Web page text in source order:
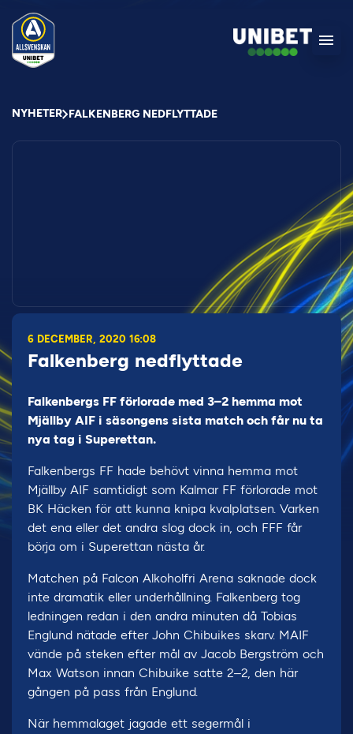
NYHETER FALKENBERG NEDFLYTTADE
6 DECEMBER, 2020 16:08
Falkenberg nedflyttade
Falkenbergs FF förlorade med 3–2 hemma mot
Mjällby AIF i säsongens sista match och får nu ta
nya tag i Superettan.
Falkenbergs FF hade behövt vinna hemma mot
Mjällby AIF samtidigt som Kalmar FF förlorade mot
BK Häcken för att kunna knipa kvalplatsen. Varken
det ena eller det andra slog dock in, och FFF får
börja om i Superettan nästa år.
Matchen på Falcon Alkoholfri Arena saknade dock
inte dramatik eller underhållning. Falkenberg tog
ledningen redan i den andra minuten då Tobias
Englund nätade efter John Chibuikes skarv. MAIF
vände på steken efter mål av Jacob Bergström och
Max Watson innan Chibuike satte 2–2, den här
gången på pass från Englund.
När hemmalaget jagade ett segermål i